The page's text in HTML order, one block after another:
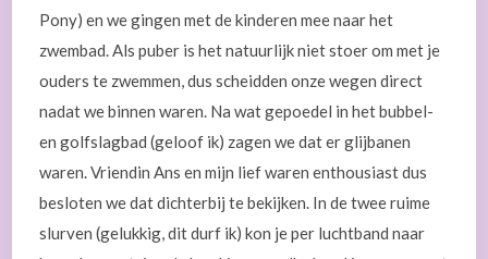
Pony) en we gingen met de kinderen mee naar het
zwembad. Als puber is het natuurlijk niet stoer om met je
ouders te zwemmen, dus scheidden onze wegen direct
nadat we binnen waren. Na wat gepoedel in het bubbel-
en golfslagbad (geloof ik) zagen we dat er glijbanen
waren. Vriendin Ans en mijn lief waren enthousiast dus
besloten we dat dichterbij te bekijken. In de twee ruime
slurven (gelukkig, dit durf ik) kon je per luchtband naar